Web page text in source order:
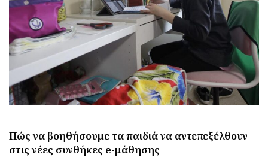
Πώς να βοηθήσουμε τα παιδιά να αντεπεξέλθουν
στις νέες συνθήκες e-μάθησης